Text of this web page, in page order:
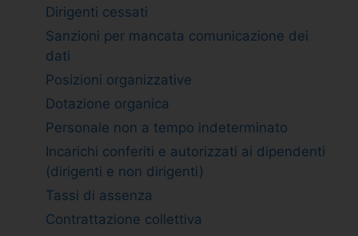
Dirigenti cessati
Sanzioni per mancata comunicazione dei
dati
Posizioni organizzative
Dotazione organica
Personale non a tempo indeterminato
Incarichi conferiti e autorizzati ai dipendenti
(dirigenti e non dirigenti)
Tassi di assenza
Contrattazione collettiva